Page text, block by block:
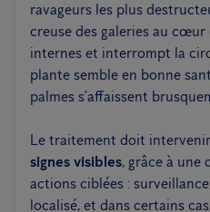
ravageurs les plus
creuse des galeries au
internes et interrompt la
plante semble en bonne
palmes s’affaissent
Le traitement doit intervenir
signes visibles, grâce à une
actions ciblées :
localisé, et dans certains